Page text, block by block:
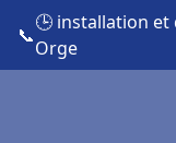
📞
🕒 installation et
Orge